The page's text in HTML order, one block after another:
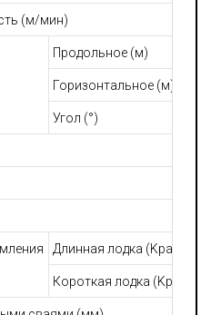
(м/мин)
Продольное (м)
Горизонтальное (м)
Угол (°)
Длинная лодка (Kpa)
Короткая лодка (Kpa)